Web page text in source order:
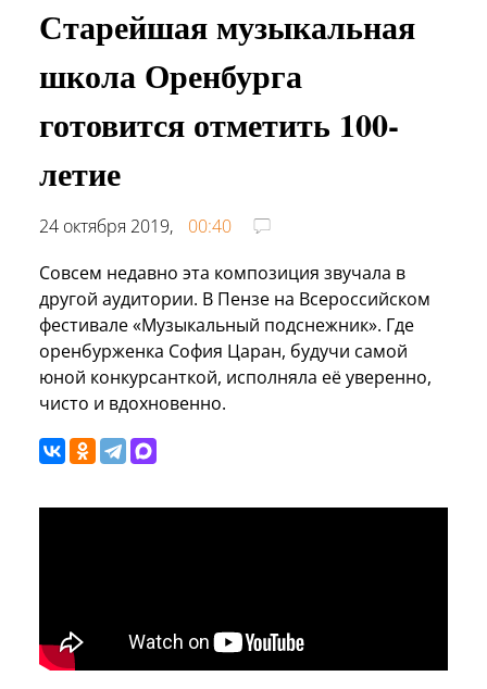
Старейшая музыкальная
школа Оренбурга
готовится отметить 100-
летие
24 октября 2019,
00:40
Совсем недавно эта композиция звучала в
другой аудитории. В Пензе на Всероссийском
фестивале «Музыкальный подснежник». Где
оренбурженка София Царан, будучи самой
юной конкурсанткой, исполняла её уверенно,
чисто и вдохновенно.